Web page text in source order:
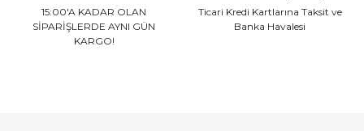
15:00'A KADAR OLAN
SİPARİŞLERDE AYNI GÜN
KARGO!
Ticari Kredi Kartlarına Taksit ve
Banka Havalesi